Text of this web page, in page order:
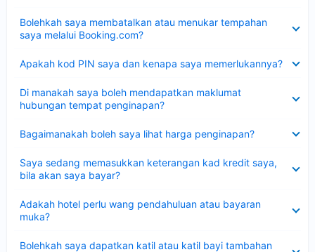
Bolehkah saya membatalkan atau menukar tempahan
saya melalui Booking.com?
Apakah kod PIN saya dan kenapa saya memerlukannya?
Di manakah saya boleh mendapatkan maklumat
hubungan tempat penginapan?
Bagaimanakah boleh saya lihat harga penginapan?
Saya sedang memasukkan keterangan kad kredit saya,
bila akan saya bayar?
Adakah hotel perlu wang pendahuluan atau bayaran
muka?
Bolehkah saya dapatkan katil atau katil bayi tambahan